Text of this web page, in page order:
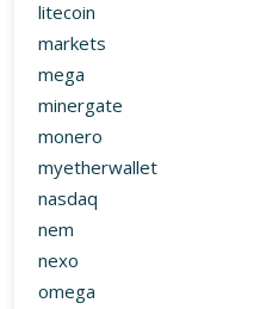
litecoin
markets
mega
minergate
monero
myetherwallet
nasdaq
nem
nexo
omega